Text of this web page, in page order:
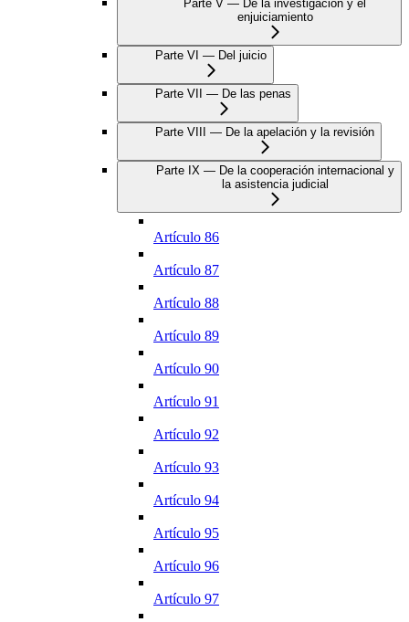
Parte V — De la investigación y el
enjuiciamiento
Parte VI — Del juicio
Parte VII — De las penas
Parte VIII — De la apelación y la revisión
Parte IX — De la cooperación internacional y
la asistencia judicial
Artículo 86
Artículo 87
Artículo 88
Artículo 89
Artículo 90
Artículo 91
Artículo 92
Artículo 93
Artículo 94
Artículo 95
Artículo 96
Artículo 97